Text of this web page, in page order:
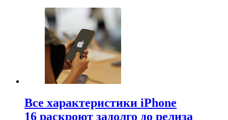
Все характеристики iPhone
16 раскроют задолго до релиза